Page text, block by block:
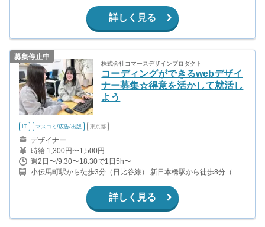
詳しく見る
募集停止中
株式会社コマースデザインプロダクト
コーディングができるwebデザイ
ナー募集☆得意を活かして就活し
よう
IT マスコミ/広告/出版 東京都
デザイナー
時給 1,300円〜1,500円
週2日〜/9:30〜18:30で1日5h〜
小伝馬町駅から徒歩3分（日比谷線） 新日本橋駅から徒歩8分（総
から徒歩7分（都営新宿線） 日本橋駅から徒歩7分（銀座線）
詳しく見る